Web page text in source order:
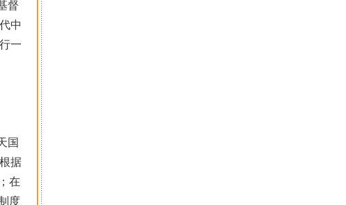
督
中
一
国
据
在
度